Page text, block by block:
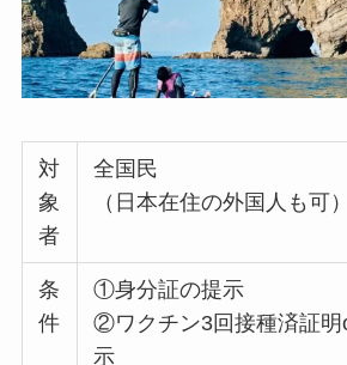
対
象
者
全国民
（日本在住の外国人も可）
条
件
①身分証の提示
②ワクチン3回接種済証明
示